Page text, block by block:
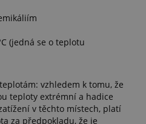
(jedná se o teplotu
vzhledem k tomu, že
teploty extrémní a hadice
v těchto místech, platí
za předpokladu, že je